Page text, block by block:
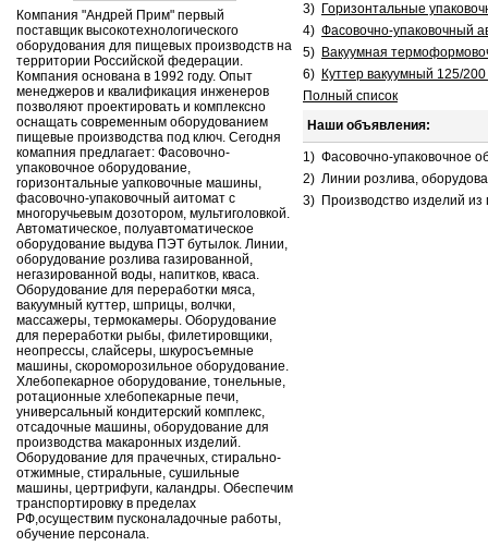
Компания "Андрей Прим" первый
поставщик высокотехнологического
оборудования для пищевых производств на
территории Российской федерации.
Компания основана в 1992 году. Опыт
менеджеров и квалификация инженеров
позволяют проектировать и комплексно
оснащать современным оборудованием
пищевые производства под ключ. Сегодня
комапния предлагает: Фасовочно-
упаковочное оборудование,
горизонтальные уапковочные машины,
фасовочно-упаковочный аитомат с
многоручьевым дозотором, мультиголовкой.
Автоматическое, полуавтоматическое
оборудование выдува ПЭТ бутылок. Линии,
оборудование розлива газированной,
негазированной воды, напитков, кваса.
Оборудование для переработки мяса,
вакуумный куттер, шприцы, волчки,
массажеры, термокамеры. Оборудование
для переработки рыбы, филетировщики,
неопрессы, слайсеры, шкуросъемные
машины, скороморозильное оборудование.
Хлебопекарное оборудование, тонельные,
ротационные хлебопекарные печи,
универсальный кондитерский комплекс,
отсадочные машины, оборудование для
производства макаронных изделий.
Оборудование для прачечных, стирально-
отжимные, стиральные, сушильные
машины, цертрифуги, каландры. Обеспечим
транспортировку в пределах
РФ,осуществим пусконаладочные работы,
обучение персонала.
3) Горизонтальные
4) Фасовочно-упаковочный
5) Вакуумная
6) Куттер вакуумный 125/
Полный список
Наши объявления:
1) Фасовочно-упаковочное
2) Линии розлива,
3) Производство изделий